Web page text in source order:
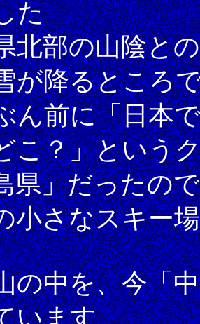
た
北部の山陰と
が降るところ
ん前に「日本
こ？」という
県」だったの
小さなスキー
の中を、今「
います